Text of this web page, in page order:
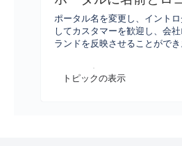
ポータル名を変更し、イント
してカスタマーを歓迎し、会
ランドを反映させることができ
トピックの表示